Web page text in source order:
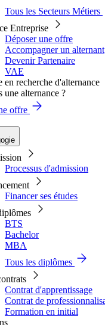
Tous les Secteurs Métiers
Entreprise
Déposer une offre
Accompagner un alternant
Devenir Partenaire
VAE
une alternance ?
offre
Processus d'admission
Financer ses études
BTS
Bachelor
MBA
Tous les diplômes
Contrat d'apprentissage
Contrat de
Formation en initial